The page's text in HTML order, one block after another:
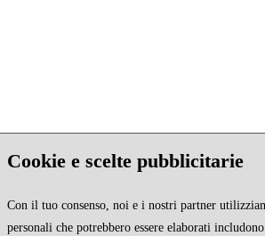
Cookie e scelte pubblicitarie
Con il tuo consenso, noi e i nostri partner
personali che potrebbero essere elaborati